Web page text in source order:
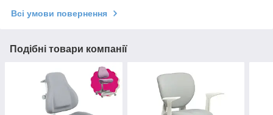
Всі умови повернення
Подібні товари компанії